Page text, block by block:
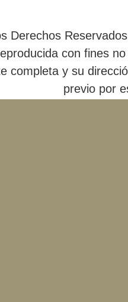
Derechos
con fines
completa y su
previo por